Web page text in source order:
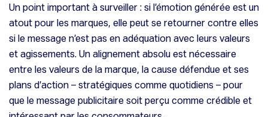
Un point important à surveiller : si l’émotion générée est un
atout pour les marques, elle peut se retourner contre elles
si le message n’est pas en adéquation avec leurs valeurs
et agissements. Un alignement absolu est nécessaire
entre les valeurs de la marque, la cause défendue et ses
plans d’action – stratégiques comme quotidiens – pour
que le message publicitaire soit perçu comme crédible et